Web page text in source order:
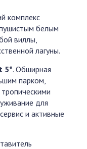
комплекс
белым
виллы,
лагуны.
5*. Обширная
парком,
для
и активные